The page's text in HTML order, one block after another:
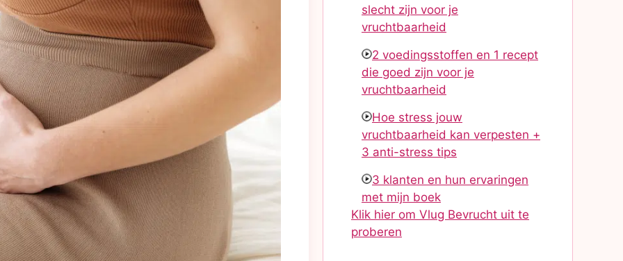
slecht zijn voor je
vruchtbaarheid
2 voedingsstoffen en 1 recept
die goed zijn voor je
vruchtbaarheid
Hoe stress jouw
vruchtbaarheid kan verpesten +
3 anti-stress tips
3 klanten en hun ervaringen
met mijn boek
Klik hier om Vlug Bevrucht uit te
proberen